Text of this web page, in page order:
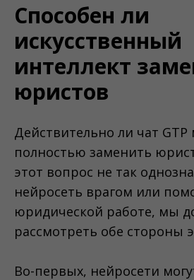
Способен ли
искусственный
интеллект
юристов
Действительно ли чат GTP
полностью заменить
этот вопрос не так
нейросеть врагом или
юридической работе, мы
рассмотреть обе стороны
Во-первых, нейросети